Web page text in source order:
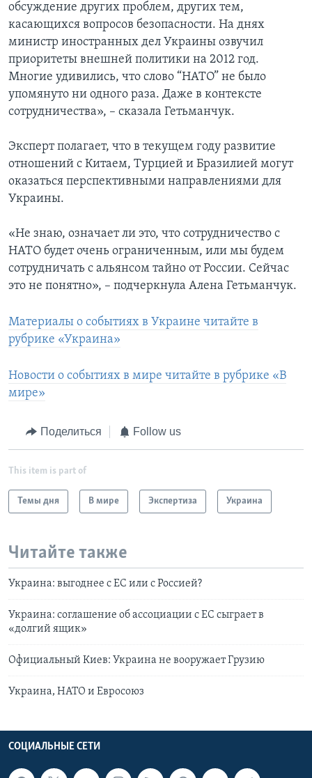
обсуждение других проблем, других тем,
касающихся вопросов безопасности. На днях
министр иностранных дел Украины озвучил
приоритеты внешней политики на 2012 год.
Многие удивились, что слово “НАТО” не было
упомянуто ни одного раза. Даже в контексте
сотрудничества», – сказала Гетьманчук.
Эксперт полагает, что в текущем году развитие
отношений с Китаем, Турцией и Бразилией могут
оказаться перспективными направлениями для
Украины.
«Не знаю, означает ли это, что сотрудничество с
НАТО будет очень ограниченным, или мы будем
сотрудничать с альянсом тайно от России. Сейчас
это не понятно», – подчеркнула Алена Гетьманчук.
Материалы о событиях в Украине читайте в
рубрике «Украина»
Новости о событиях в мире читайте в рубрике «В
мире»
Поделиться Follow us
This item is part of
Темы дня В мире Экспертиза Украина
Читайте также
Украина: выгоднее с ЕС или с Россией?
Украина: соглашение об ассоциации с ЕС сыграет в
«долгий ящик»
Официальный Киев: Украина не вооружает Грузию
Украина, НАТО и Евросоюз
СОЦИАЛЬНЫЕ СЕТИ